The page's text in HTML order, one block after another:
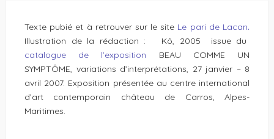
Texte pubié et à retrouver sur le site Le pari de Lacan.
Illustration de la rédaction : Kô, 2005 issue du
catalogue de l’exposition BEAU COMME UN
SYMPTÔME, variations d’interprétations, 27 janvier – 8
avril 2007. Exposition présentée au centre international
d’art contemporain château de Carros, Alpes-
Maritimes.